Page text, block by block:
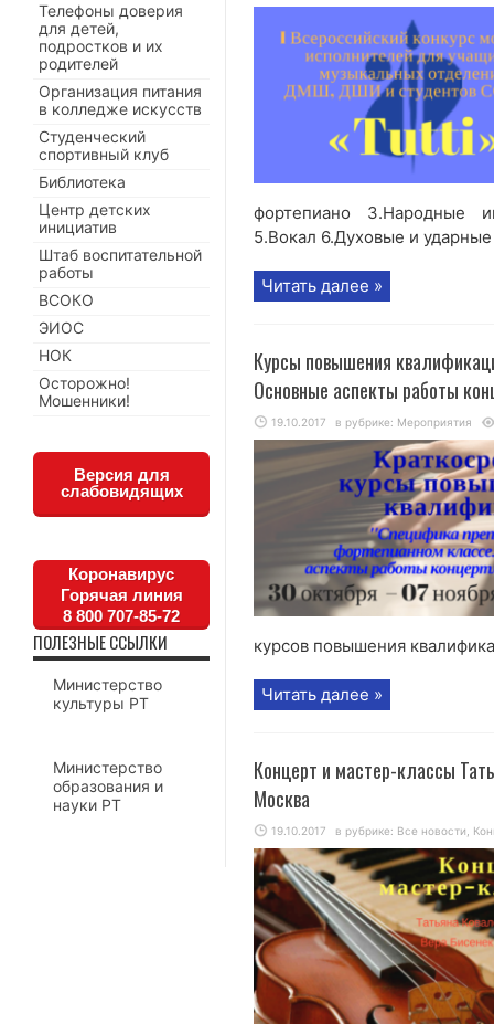
фортепиано 3.Народные
5.Вокал 6.Духовые и
Читать далее »
Курсы повышения
Основные аспекты работы
19.10.2017 в рубрике: Мероприятия
курсов повышения
Читать далее »
Концерт и мастер-классы
Москва
19.10.2017 в рубрике: Все новости
Телефоны доверия
для детей,
подростков и их
родителей
Организация питания
в колледже искусств
Студенческий
спортивный клуб
Библиотека
Центр детских
инициатив
Штаб воспитательной
работы
ВСОКО
ЭИОС
НОК
Осторожно!
Мошенники!
Версия для
слабовидящих
Коронавирус
Горячая линия
8 800 707-85-72
ПОЛЕЗНЫЕ ССЫЛКИ
Министерство
культуры РТ
Министерство
образования и
науки РТ